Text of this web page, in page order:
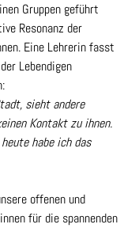
Gruppen geführt
Resonanz der
Eine Lehrerin fasst
Lebendigen
sieht andere
Kontakt zu ihnen.
habe ich das
offenen und
für die spannenden